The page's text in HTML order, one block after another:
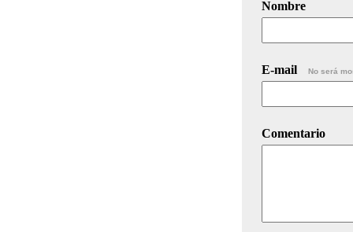
Nombre
E-mail No será
Comentario